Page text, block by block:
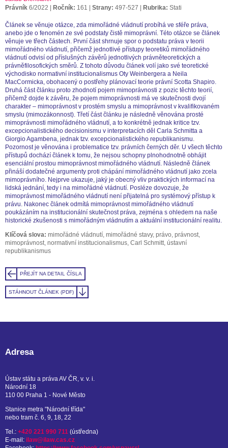
Právník 6/2022 Ročník: 161 Strany: 497-527 Rubrika: Stati
Článek se věnuje otázce, zda mimořádné vládnutí probíhá ve sféře práva,
anebo jde o fenomén ze své podstaty čistě mimoprávní. Této otázce se článek
věnuje ve třech částech. První část shrnuje spor o podstatu práva v teorii
mimořádného vládnutí, přičemž jednotlivé přístupy teoretiků mimořádného
vládnutí odvisí od příslušných závěrů jednotlivých právněteoretických a
právněfilosofických směrů. Z tohoto důvodu článek volí jako své teoretické
východisko normativní institucionalismus Oty Weinbergera a Neila
MacCormicka, obohacený o postřehy plánovací teorie právní Scotta Shapiro.
Druhá část článku proto zhodnotí pojem mimoprávnosti z pozic těchto teorií,
přičemž dojde k závěru, že pojem mimoprávnosti má ve skutečnosti dvojí
charakter – mimoprávnost v prostém smyslu a mimoprávnost v kvalifikovaném
smyslu (mimozákonnost). Třetí část článku je následně věnována prosté
mimoprávnosti mimořádného vládnutí, a to konkrétně jednak kritice tzv.
excepcionalistického decisionismu v interpretacích děl Carla Schmitta a
Giorgio Agambena, jednak tzv. excepcionalistického republikanismu.
Pozornost je věnována i problematice tzv. právních černých děr. U všech těchto
přístupů dochází článek k tomu, že nejsou schopny plnohodnotně obhájit
esenciální prostou mimoprávnost mimořádného vládnutí. Následně článek
přináší dodatečné argumenty proti chápání mimořádného vládnutí jako zcela
mimoprávního. Nejprve ukazuje, jaký je obecný vliv praktických informací na
lidská jednání, tedy i na mimořádné vládnutí. Posléze dovozuje, že
mimoprávnost mimořádného vládnutí není přijatelná pro systémový přístup k
právu. Nakonec článek odmítá mimoprávnost mimořádného vládnutí
poukázáním na institucionální skutečnost práva, zejména s ohledem na naše
historické zkušenosti s mimořádným vládnutím a aktuální institucionální realitu.
Klíčová slova: mimořádné vládnutí, mimořádné stavy, právo, právnost,
mimoprávnost, normativní institucionalismus, Carl Schmitt, ústavní
republikanismus
PŘEJÍT NA DETAIL ČÍSLA
STÁHNOUT ČLÁNEK (PDF)
Adresa
Ústav státu a práva AV ČR, v. v. i.
Národní 18
110 00 Praha 1 - Nové Město
Stanice metra "Národní třída"
nebo tram č. 6, 9, 18, 22
Tel.: +420 221 990 711 (ústředna)
E-mail: ilaw@ilaw.cas.cz